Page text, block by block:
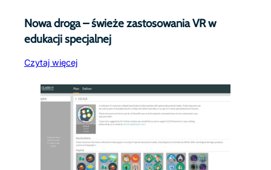
Nowa droga – świeże zastosowania VR w
edukacji specjalnej
Czytaj więcej